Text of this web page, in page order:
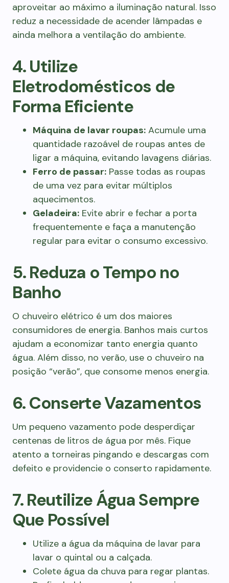
aproveitar ao máximo a iluminação natural. Isso
reduz a necessidade de acender lâmpadas e
ainda melhora a ventilação do ambiente.
4. Utilize
Eletrodomésticos de
Forma Eficiente
Máquina de lavar roupas: Acumule uma
quantidade razoável de roupas antes de
ligar a máquina, evitando lavagens diárias.
Ferro de passar: Passe todas as roupas
de uma vez para evitar múltiplos
aquecimentos.
Geladeira: Evite abrir e fechar a porta
frequentemente e faça a manutenção
regular para evitar o consumo excessivo.
5. Reduza o Tempo no
Banho
O chuveiro elétrico é um dos maiores
consumidores de energia. Banhos mais curtos
ajudam a economizar tanto energia quanto
água. Além disso, no verão, use o chuveiro na
posição “verão”, que consome menos energia.
6. Conserte Vazamentos
Um pequeno vazamento pode desperdiçar
centenas de litros de água por mês. Fique
atento a torneiras pingando e descargas com
defeito e providencie o conserto rapidamente.
7. Reutilize Água Sempre
Que Possível
Utilize a água da máquina de lavar para
lavar o quintal ou a calçada.
Colete água da chuva para regar plantas.